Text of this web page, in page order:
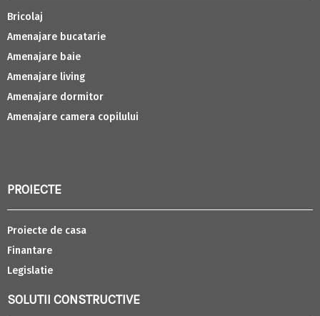
Bricolaj
Amenajare bucatarie
Amenajare baie
Amenajare living
Amenajare dormitor
Amenajare camera copilului
PROIECTE
Proiecte de casa
Finantare
Legislatie
SOLUTII CONSTRUCTIVE